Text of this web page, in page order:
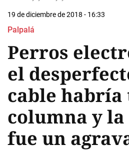
19 de diciembre de 2018 - 16:33
Palpalá
Perros
el
cable habría
columna y
fue un